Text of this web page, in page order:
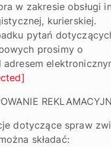
w zakresie obsługi
kurierskiej.
pytań
prosimy o
dotyczące spraw
składać: